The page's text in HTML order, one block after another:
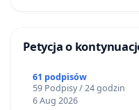
Petycja o
61 podpisów
59 Podpisy / 24 godzin
6 Aug 2026